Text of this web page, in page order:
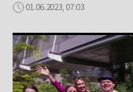
01.06.2023, 07:03